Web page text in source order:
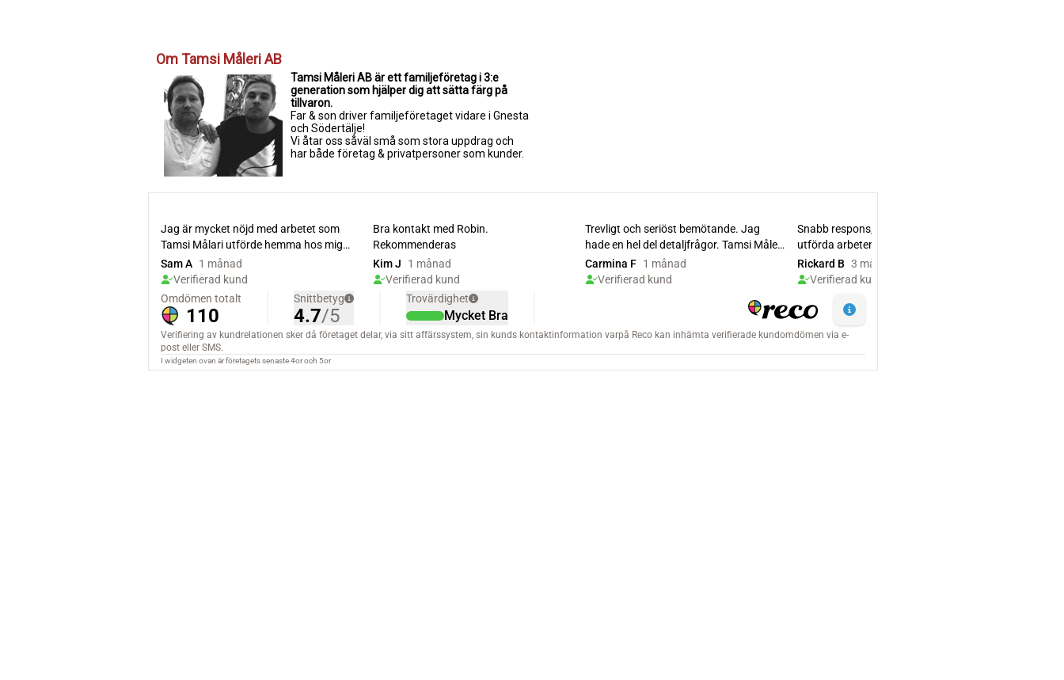
Om Tamsi Måleri AB
Tamsi Måleri AB är ett familjeföretag i 3:e
generation som hjälper dig att sätta färg på
tillvaron.
Far & son driver familjeföretaget vidare i Gnesta
och Södertälje!
Vi åtar oss såväl små som stora uppdrag och
har både företag & privatpersoner som kunder.